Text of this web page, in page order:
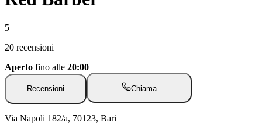
5
20 recensioni
Aperto fino alle 20:00
Recensioni Chiama
Via Napoli 182/a, 70123, Bari